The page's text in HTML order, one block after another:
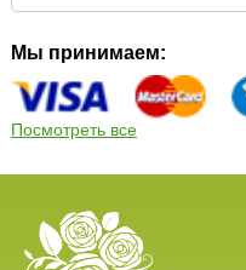
Мы принимаем:
Посмотреть все